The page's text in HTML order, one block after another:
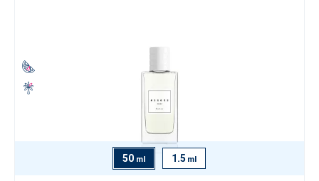
50 ml 1.5 ml